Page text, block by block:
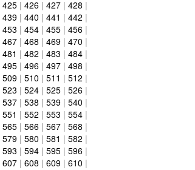
425| 426| 427| 428 |
439| 440 | 441 | 442 |
453 | 454| 455| 456|
467| 468 | 469| 470 |
481 | 482 | 483 | 484|
495| 496| 497| 498 |
509| 510 | 511 | 512 |
523 | 524| 525| 526|
537| 538 | 539| 540 |
551 | 552 | 553 | 554|
565| 566| 567| 568 |
579| 580 | 581 | 582 |
593 | 594| 595| 596|
607| 608 | 609| 610 |